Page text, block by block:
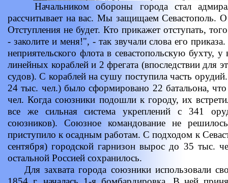
Начальником обороны города стал
рассчитывает на вас. Мы защищаем Севастополь.
Отступления не будет. Кто прикажет отступать,
- заколите и меня!", - так звучали слова его
неприятельского флота в севастопольскую бухту,
линейных кораблей и 2 фрегата (впоследствии для
судов). С кораблей на сушу поступила часть
24 тыс. чел.) было сформировано 22 батальона,
чел. Когда союзники подошли к городу, их
все же сильная система укреплений с 341
союзников). Союзное командование не
приступило к осадным работам. С подходом к
сентября) городской гарнизон вырос до 35 тыс.
остальной Россией сохранилось.
Для захвата города союзники использовали